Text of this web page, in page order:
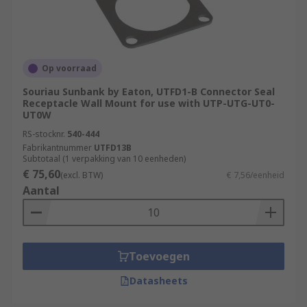
Op voorraad
Souriau Sunbank by Eaton, UTFD1-B Connector Seal
Receptacle Wall Mount for use with UTP-UTG-UT0-
UT0W
RS-stocknr. 540-444
Fabrikantnummer UTFD13B
Subtotaal (1 verpakking van 10 eenheden)
€ 75,60(excl. BTW) € 7,56/eenheid
Aantal
Toevoegen
Datasheets